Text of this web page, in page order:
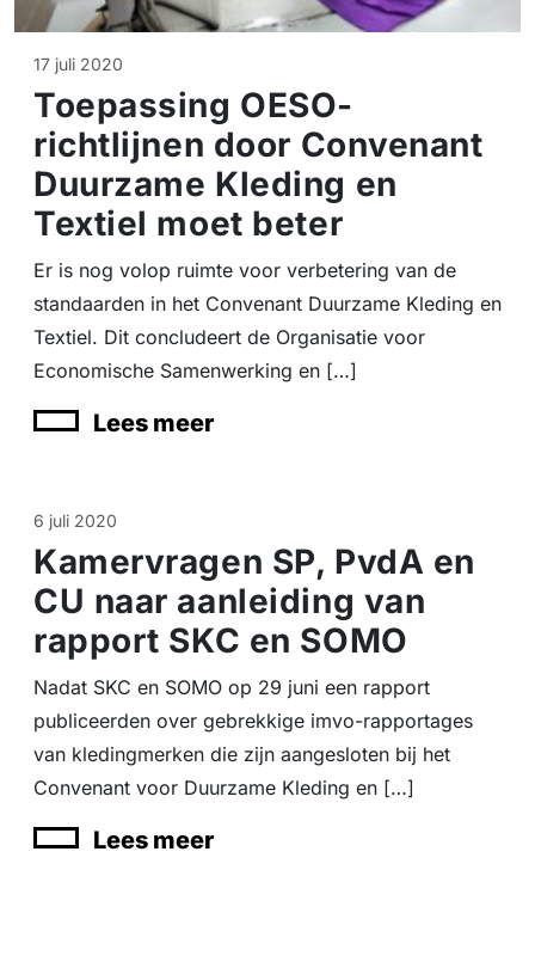
17 juli 2020
Toepassing OESO-
richtlijnen door Convenant
Duurzame Kleding en
Textiel moet beter
Er is nog volop ruimte voor verbetering van de
standaarden in het Convenant Duurzame Kleding en
Textiel. Dit concludeert de Organisatie voor
Economische Samenwerking en […]
Lees meer
6 juli 2020
Kamervragen SP, PvdA en
CU naar aanleiding van
rapport SKC en SOMO
Nadat SKC en SOMO op 29 juni een rapport
publiceerden over gebrekkige imvo-rapportages
van kledingmerken die zijn aangesloten bij het
Convenant voor Duurzame Kleding en […]
Lees meer